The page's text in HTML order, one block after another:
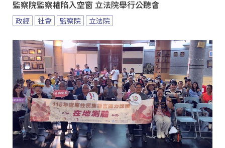
監察院監察權陷入空窗 立法院舉行公聽會
政經 社會 監察院 立法院